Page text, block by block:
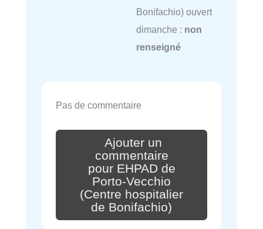
Bonifachio) ouvert
dimanche : non
renseigné
Pas de commentaire
Ajouter un
commentaire
pour EHPAD de
Porto-Vecchio
(Centre hospitalier
de Bonifachio)